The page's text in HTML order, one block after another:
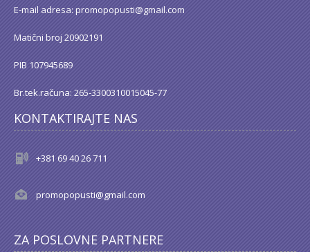
E-mail adresa: promopopusti@gmail.com
Matični broj 20902191
PIB 107945689
Br.tek.računa: 265-3300310015045-77
KONTAKTIRAJTE NAS
+381 69 40 26 711
promopopusti@gmail.com
ZA POSLOVNE PARTNERE